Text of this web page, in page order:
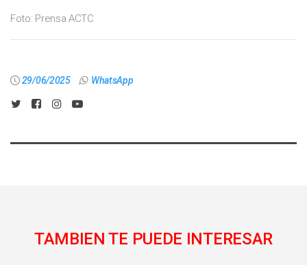
Foto: Prensa ACTC
29/06/2025 WhatsApp
TAMBIEN TE PUEDE INTERESAR